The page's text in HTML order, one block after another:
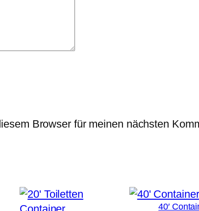
Browser für meinen nächsten
40′